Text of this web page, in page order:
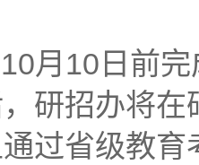
月10日前
研招办将
过省级教